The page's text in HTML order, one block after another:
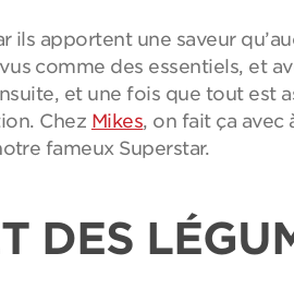
apportent une saveur
comme des essentiels, et
et une fois que tout est
Chez Mikes, on fait ça avec
fameux Superstar.
DES